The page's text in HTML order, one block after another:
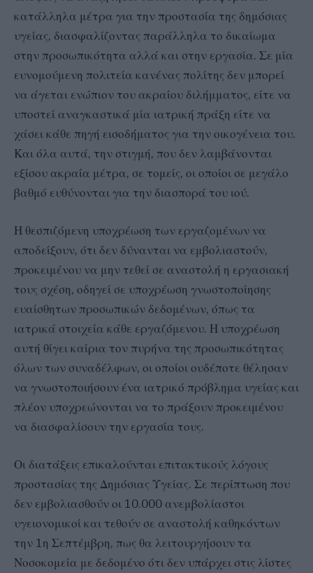
κατάλληλα μέτρα για την προστασία της δημόσιας
υγείας, διασφαλίζοντας παράλληλα το δικαίωμα
στην προσωπικότητα αλλά και στην εργασία. Σε μία
ευνομούμενη πολιτεία κανένας πολίτης δεν μπορεί
να άγεται ενώπιον του ακραίου διλήμματος, είτε να
υποστεί αναγκαστικά μία ιατρική πράξη είτε να
χάσει κάθε πηγή εισοδήματος για την οικογένεια του.
Και όλα αυτά, την στιγμή, που δεν λαμβάνονται
εξίσου ακραία μέτρα, σε τομείς, οι οποίοι σε μεγάλο
βαθμό ευθύνονται για την διασπορά του ιού.
Η θεσπιζόμενη υποχρέωση των εργαζομένων να
αποδείξουν, ότι δεν δύνανται να εμβολιαστούν,
προκειμένου να μην τεθεί σε αναστολή η εργασιακή
τους σχέση, οδηγεί σε υποχρέωση γνωστοποίησης
ευαίσθητων προσωπικών δεδομένων, όπως τα
ιατρικά στοιχεία κάθε εργαζόμενου. Η υποχρέωση
αυτή θίγει καίρια τον πυρήνα της προσωπικότητας
όλων των συναδέλφων, οι οποίοι ουδέποτε θέλησαν
να γνωστοποιήσουν ένα ιατρικό πρόβλημα υγείας και
πλέον υποχρεώνονται να το πράξουν προκειμένου
να διασφαλίσουν την εργασία τους.
Οι διατάξεις επικαλούνται επιτακτικούς λόγους
προστασίας της Δημόσιας Υγείας. Σε περίπτωση που
δεν εμβολιασθούν οι 10.000 ανεμβολίαστοι
υγειονομικοί και τεθούν σε αναστολή καθηκόντων
την 1η Σεπτέμβρη, πως θα λειτουργήσουν τα
Νοσοκομεία με δεδομένο ότι δεν υπάρχει στις λίστες